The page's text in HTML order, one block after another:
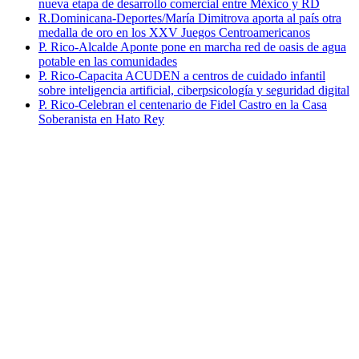
nueva etapa de desarrollo comercial entre México y RD
R.Dominicana-Deportes/María Dimitrova aporta al país otra
medalla de oro en los XXV Juegos Centroamericanos
P. Rico-Alcalde Aponte pone en marcha red de oasis de agua
potable en las comunidades
P. Rico-Capacita ACUDEN a centros de cuidado infantil
sobre inteligencia artificial, ciberpsicología y seguridad digital
P. Rico-Celebran el centenario de Fidel Castro en la Casa
Soberanista en Hato Rey